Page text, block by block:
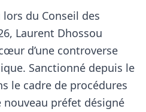
du Conseil des
Laurent Dhossou
d’une controverse
Sanctionné depuis le
le cadre de procédures
préfet désigné